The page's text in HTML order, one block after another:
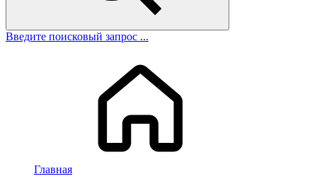
Введите поисковый запрос ...
Главная